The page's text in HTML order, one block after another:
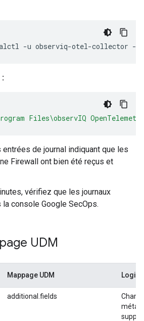
-u observiq-otel-collector
:
Files\observIQ
entrées de journal indiquant que les
Firewall ont bien été reçus et
vérifiez que les journaux
la console Google SecOps.
UDM
Mappage UDM
additional.fields